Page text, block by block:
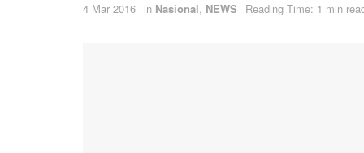
4 Mar 2016 in Nasional, NEWS Reading Time: 1 min